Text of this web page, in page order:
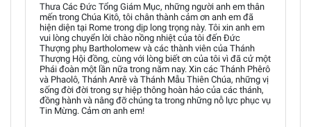
Thưa Các Đức Tổng Giám Mục, những người anh em thân
mến trong Chúa Kitô, tôi chân thành cảm ơn anh em đã
hiện diện tại Rome trong dịp long trọng này. Tôi xin anh em
vui lòng chuyển lời chào nồng nhiệt của tôi đến Đức
Thượng phụ Bartholomew và các thành viên của Thánh
Thượng Hội đồng, cùng với lòng biết ơn của tôi vì đã cử một
Phái đoàn một lần nữa trong năm nay. Xin các Thánh Phêrô
và Phaolô, Thánh Anrê và Thánh Mẫu Thiên Chúa, những vị
sống đời đời trong sự hiệp thông hoàn hảo của các thánh,
đồng hành và nâng đỡ chúng ta trong những nỗ lực phục vụ
Tin Mừng. Cảm ơn anh em!